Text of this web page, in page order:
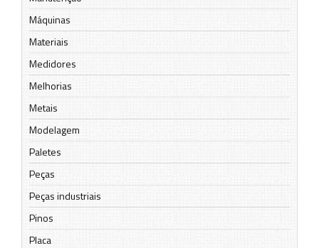
Máquinas
Materiais
Medidores
Melhorias
Metais
Modelagem
Paletes
Peças
Peças industriais
Pinos
Placa